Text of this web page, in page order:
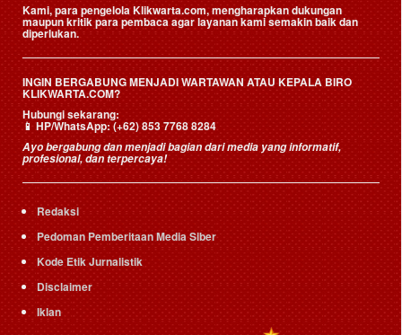
Kami, para pengelola Klikwarta.com, mengharapkan dukungan
maupun kritik para pembaca agar layanan kami semakin baik dan
diperlukan.
INGIN BERGABUNG MENJADI WARTAWAN ATAU KEPALA BIRO
KLIKWARTA.COM?
Hubungi sekarang:
📱HP/WhatsApp:(+62) 853 7768 8284
Ayo bergabung dan menjadi bagian dari media yang informatif,
profesional, dan terpercaya!
Redaksi
Pedoman Pemberitaan Media Siber
Kode Etik Jurnalistik
Disclaimer
Iklan